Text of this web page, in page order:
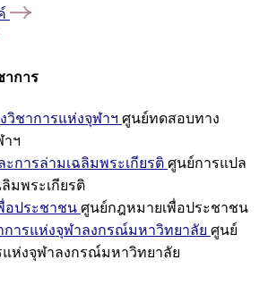
าการ
วิชาการแห่งจุฬาฯ ศูนย์ทดสอบทาง
าฯ
การล่ามเฉลิมพระเกียรติ ศูนย์การแปล
มพระเกียรติ
อประชาชน ศูนย์กฎหมายเพื่อประชาชน
การแห่งจุฬาลงกรณ์มหาวิทยาลัย ศูนย์
แห่งจุฬาลงกรณ์มหาวิทยาลัย